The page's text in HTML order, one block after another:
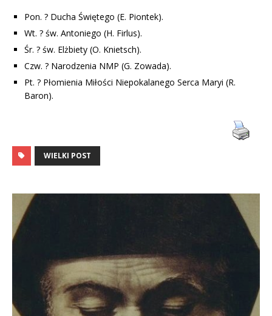
Pon. ? Ducha Świętego (E. Piontek).
Wt. ? św. Antoniego (H. Firlus).
Śr. ? św. Elżbiety (O. Knietsch).
Czw. ? Narodzenia NMP (G. Zowada).
Pt. ? Płomienia Miłości Niepokalanego Serca Maryi (R.
Baron).
WIELKI POST